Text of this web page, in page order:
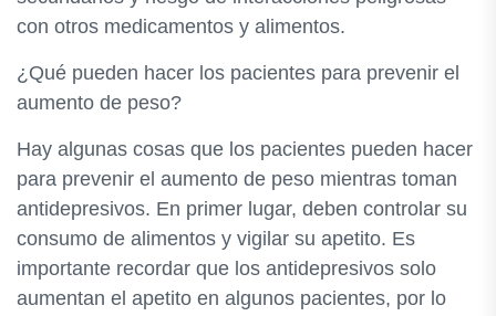
con otros medicamentos y alimentos.
¿Qué pueden hacer los pacientes para prevenir el
aumento de peso?
Hay algunas cosas que los pacientes pueden hacer
para prevenir el aumento de peso mientras toman
antidepresivos. En primer lugar, deben controlar su
consumo de alimentos y vigilar su apetito. Es
importante recordar que los antidepresivos solo
aumentan el apetito en algunos pacientes, por lo